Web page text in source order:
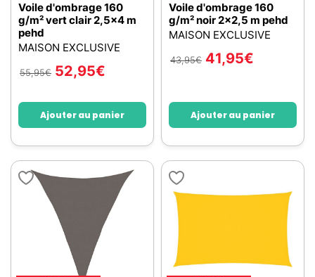
Voile d'ombrage 160
g/m² vert clair 2,5x4 m
pehd
MAISON EXCLUSIVE
55,95€ 52,95€
Ajouter au panier
Voile d'ombrage 160
g/m² noir 2x2,5 m pehd
MAISON EXCLUSIVE
43,95€ 41,95€
Ajouter au panier